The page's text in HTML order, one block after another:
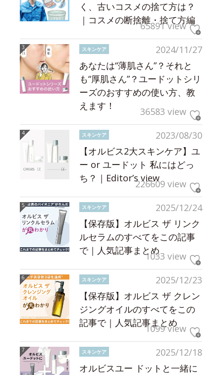
く、古いコスメの捨て方は？
｜コスメの断捨離・捨て方編
65891 view
2024/11/27
スキンケア
あなたは“薄肌さん”？それと
も“厚肌さん”？ユードットシリ
ーズのおすすめの使い方、教
えます！
36583 view
2023/08/30
スキンケア
【オルビス2大スキンケア】ユ
ー or ユードット 私にはどっ
ち？｜Editor’s view226609 view
2025/12/24
スキンケア
【保存版】オルビス ザ リンク
ルセラムのすべてをこの記事
で｜人気記事まとめ1033 view
2025/12/23
スキンケア
【保存版】オルビス ザ クレン
ジングオイルのすべてをこの
記事で｜人気記事まとめ
1099 view
2025/12/18
スキンケア
オルビスユー ドットと一緒に